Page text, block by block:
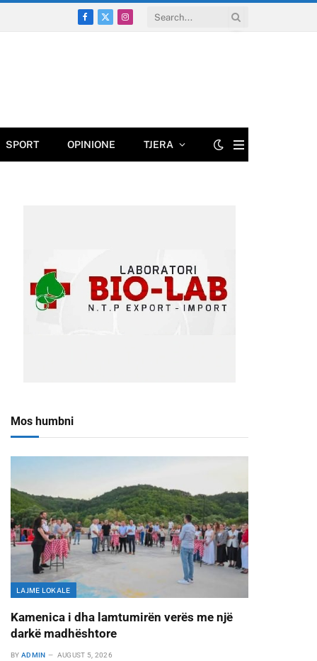
Facebook
X
Instagram
SPORT OPINIONE TJERA
Mos humbni
LAJME LOKALE
Kamenica i dha lamtumirën verës me një
darkë madhështore
BY ADMIN AUGUST 5, 2026